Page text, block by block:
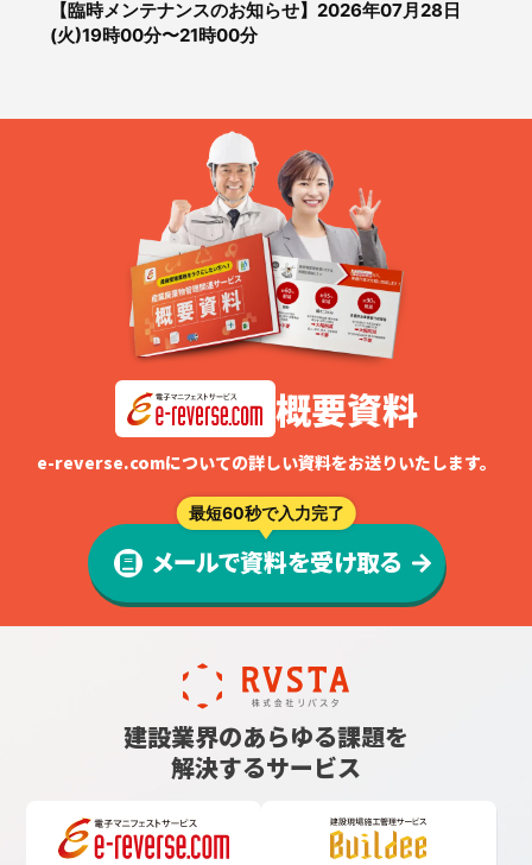
【臨時メンテナンスのお知らせ】2026年07月28日
(火)19時00分〜21時00分
概要資料
e-reverse.comについての詳しい資料をお送りいたします。
最短60秒で入力完了
メールで資料を受け取る
建設業界のあらゆる課題を
解決するサービス